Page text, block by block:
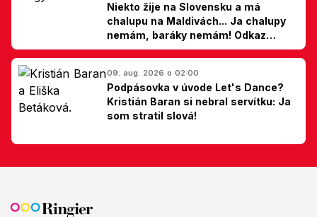
Niekto žije na Slovensku a má
chalupu na Maldivách... Ja chalupy
nemám, baráky nemám! Odkaz
Slovákom
09. aug. 2026 o 02:00
Podpásovka v úvode Let's Dance?
Kristián Baran si nebral servítku: Ja
som stratil slová!